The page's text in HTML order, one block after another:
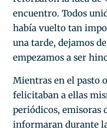
encuentro. Todos
había vuelto tan
una tarde, dejamos
empezamos a ser
Mientras en el pasto
felicitaban a ellas
periódicos, emisoras
informaran durante